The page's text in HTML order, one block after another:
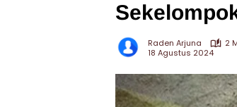
Raden Arjuna
2
18 Agustus 2024